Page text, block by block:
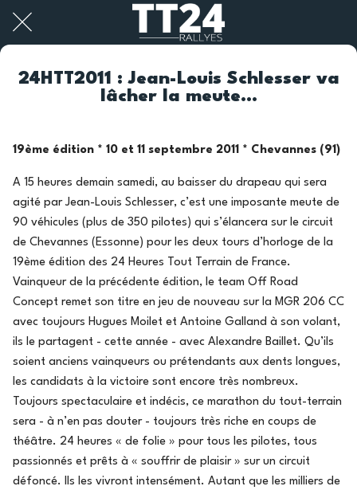
24HTT2011 : Jean-Louis Schlesser va
lâcher la meute…
19ème édition * 10 et 11 septembre 2011 * Chevannes (91)
A 15 heures demain samedi, au baisser du drapeau qui sera
agité par Jean-Louis Schlesser, c’est une imposante meute de
90 véhicules (plus de 350 pilotes) qui s’élancera sur le circuit
de Chevannes (Essonne) pour les deux tours d’horloge de la
19ème édition des 24 Heures Tout Terrain de France.
Vainqueur de la précédente édition, le team Off Road
Concept remet son titre en jeu de nouveau sur la MGR 206 CC
avec toujours Hugues Moilet et Antoine Galland à son volant,
ils le partagent - cette année - avec Alexandre Baillet. Qu’ils
soient anciens vainqueurs ou prétendants aux dents longues,
les candidats à la victoire sont encore très nombreux.
Toujours spectaculaire et indécis, ce marathon du tout-terrain
sera - à n’en pas douter - toujours très riche en coups de
théâtre. 24 heures « de folie » pour tous les pilotes, tous
passionnés et prêts à « souffrir de plaisir » sur un circuit
défoncé. Ils les vivront intensément. Autant que les milliers de